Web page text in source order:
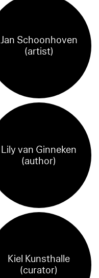
Jan Schoonhoven
(artist)
Lily van Ginneken
(author)
Kiel Kunsthalle
(curator)